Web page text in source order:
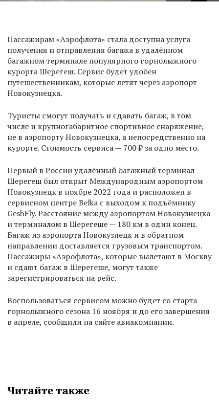
Пассажирам «Аэрофлота» стала доступна услуга
получения и отправления багажа в удалённом
багажном терминале популярного горнолыжного
курорта Шерегеш. Сервис будет удобен
путешественникам, которые летят через аэропорт
Новокузнецка.
Туристы смогут получать и сдавать багаж, в том
числе и крупногабаритное спортивное снаряжение,
не в аэропорту Новокузнецка, а непосредственно на
курорте. Стоимость сервиса — 700 ₽ за одно место.
Первый в России удалённый багажный терминал
Шерегеш был открыт Международным аэропортом
Новокузнецк в ноябре 2022 года и расположен в
сервисном центре Belka с выходом к подъёмнику
GeshFly. Расстояние между аэропортом Новокузнецка
и терминалом в Шерегеше — 180 км в один конец.
Багаж из аэропорта Новокузнецк и в обратном
направлении доставляется грузовым транспортом.
Пассажиры «Аэрофлота», которые вылетают в Москву
и сдают багаж в Шерегеше, могут также
зарегистрироваться на рейс.
Воспользоваться сервисом можно будет со старта
горнолыжного сезона 16 ноября и до его завершения
в апреле, сообщили на сайте авиакомпании.
Читайте также